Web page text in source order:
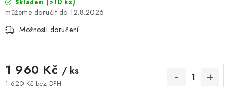
Cookies
Bezpečnostní certifikáty
Skladem
12.8.2026
Možnosti doručení
1 960 Kč / ks
1 620 Kč bez DPH